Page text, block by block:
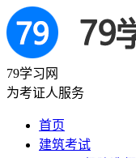
79学习网
为考证人服务
首页
建筑考试